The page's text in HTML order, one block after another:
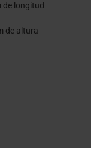
longitud
de altura